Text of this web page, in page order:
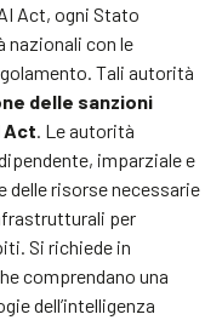
Act, ogni Stato
con le
Tali autorità
delle sanzioni
Act. Le autorità
imparziale e
delle risorse necessarie
per
Si richiede in
comprendano una
dell’intelligenza